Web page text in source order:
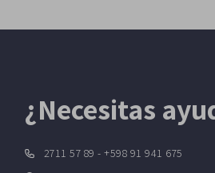
¿Necesitas
2711 57 89 - +598 91 941 675